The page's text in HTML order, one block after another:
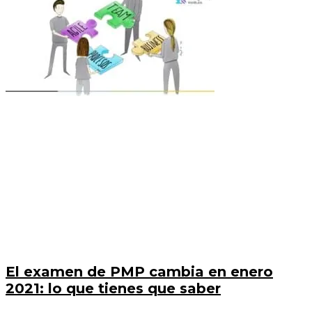
El examen de PMP cambia en enero
2021: lo que tienes que saber